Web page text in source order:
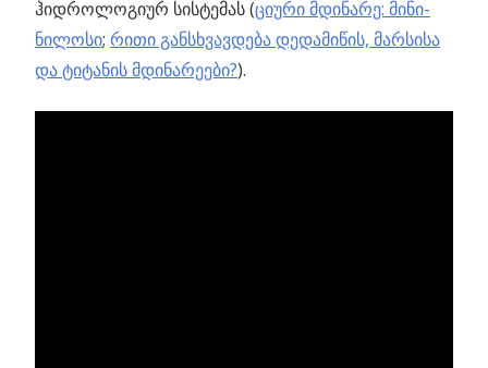
ჰიდროლოგიურ სისტემას (ციური მდინარე: მინი-
ნილოსი; რითი განსხვავდება დედამიწის, მარსისა
და ტიტანის მდინარეები?).